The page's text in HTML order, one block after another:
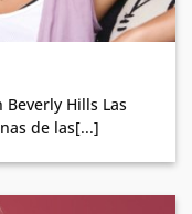
Beverly Hills Las
de las[...]